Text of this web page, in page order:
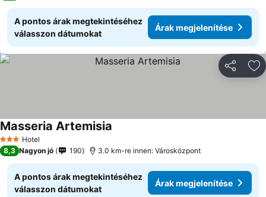
A pontos árak megtekintéséhez
válasszon dátumokat
Árak megjelenítése
3 Kategória
Hotel
Masseria Artemisia
8,3 Nagyon jó 190 3.0 km-re innen: Városközpont
A pontos árak megtekintéséhez
válasszon dátumokat
Árak megjelenítése